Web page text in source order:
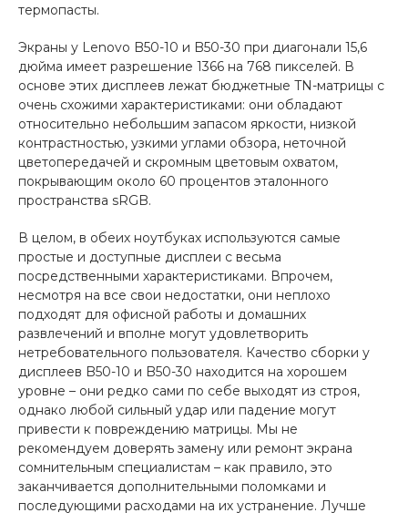
термопасты.
Экраны у Lenovo B50-10 и B50-30 при диагонали 15,6
дюйма имеет разрешение 1366 на 768 пикселей. В
основе этих дисплеев лежат бюджетные TN-матрицы с
очень схожими характеристиками: они обладают
относительно небольшим запасом яркости, низкой
контрастностью, узкими углами обзора, неточной
цветопередачей и скромным цветовым охватом,
покрывающим около 60 процентов эталонного
пространства sRGB.
В целом, в обеих ноутбуках используются самые
простые и доступные дисплеи с весьма
посредственными характеристиками. Впрочем,
несмотря на все свои недостатки, они неплохо
подходят для офисной работы и домашних
развлечений и вполне могут удовлетворить
нетребовательного пользователя. Качество сборки у
дисплеев B50-10 и B50-30 находится на хорошем
уровне – они редко сами по себе выходят из строя,
однако любой сильный удар или падение могут
привести к повреждению матрицы. Мы не
рекомендуем доверять замену или ремонт экрана
сомнительным специалистам – как правило, это
заканчивается дополнительными поломками и
последующими расходами на их устранение. Лучше